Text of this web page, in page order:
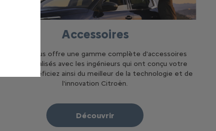
Accessoires
Citroën vous offre une gamme complète d'accessoires
d'origine réalisés avec les ingénieurs qui ont conçu votre
voiture. Bénéficiez ainsi du meilleur de la technologie et de
l'innovation Citroën.
Découvrir